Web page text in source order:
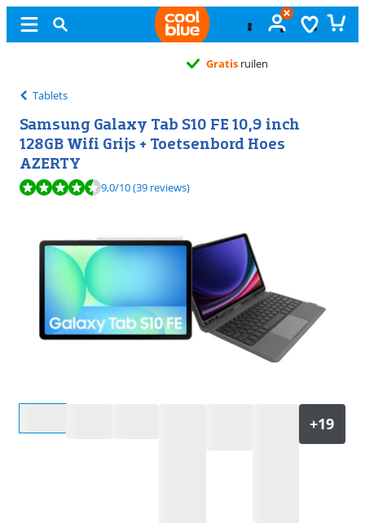
Gratis ruilen
Tablets
Samsung Galaxy Tab S10 FE 10,9 inch
128GB Wifi Grijs + Toetsenbord Hoes
AZERTY
Beoordeling is 9,0 van de 10, gebaseerd op 39 reviews.
9,0/10(39 reviews)